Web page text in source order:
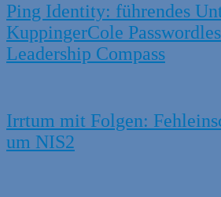
Ping Identity: führendes
KuppingerCole
Leadership Compass
Irrtum mit Folgen:
um NIS2